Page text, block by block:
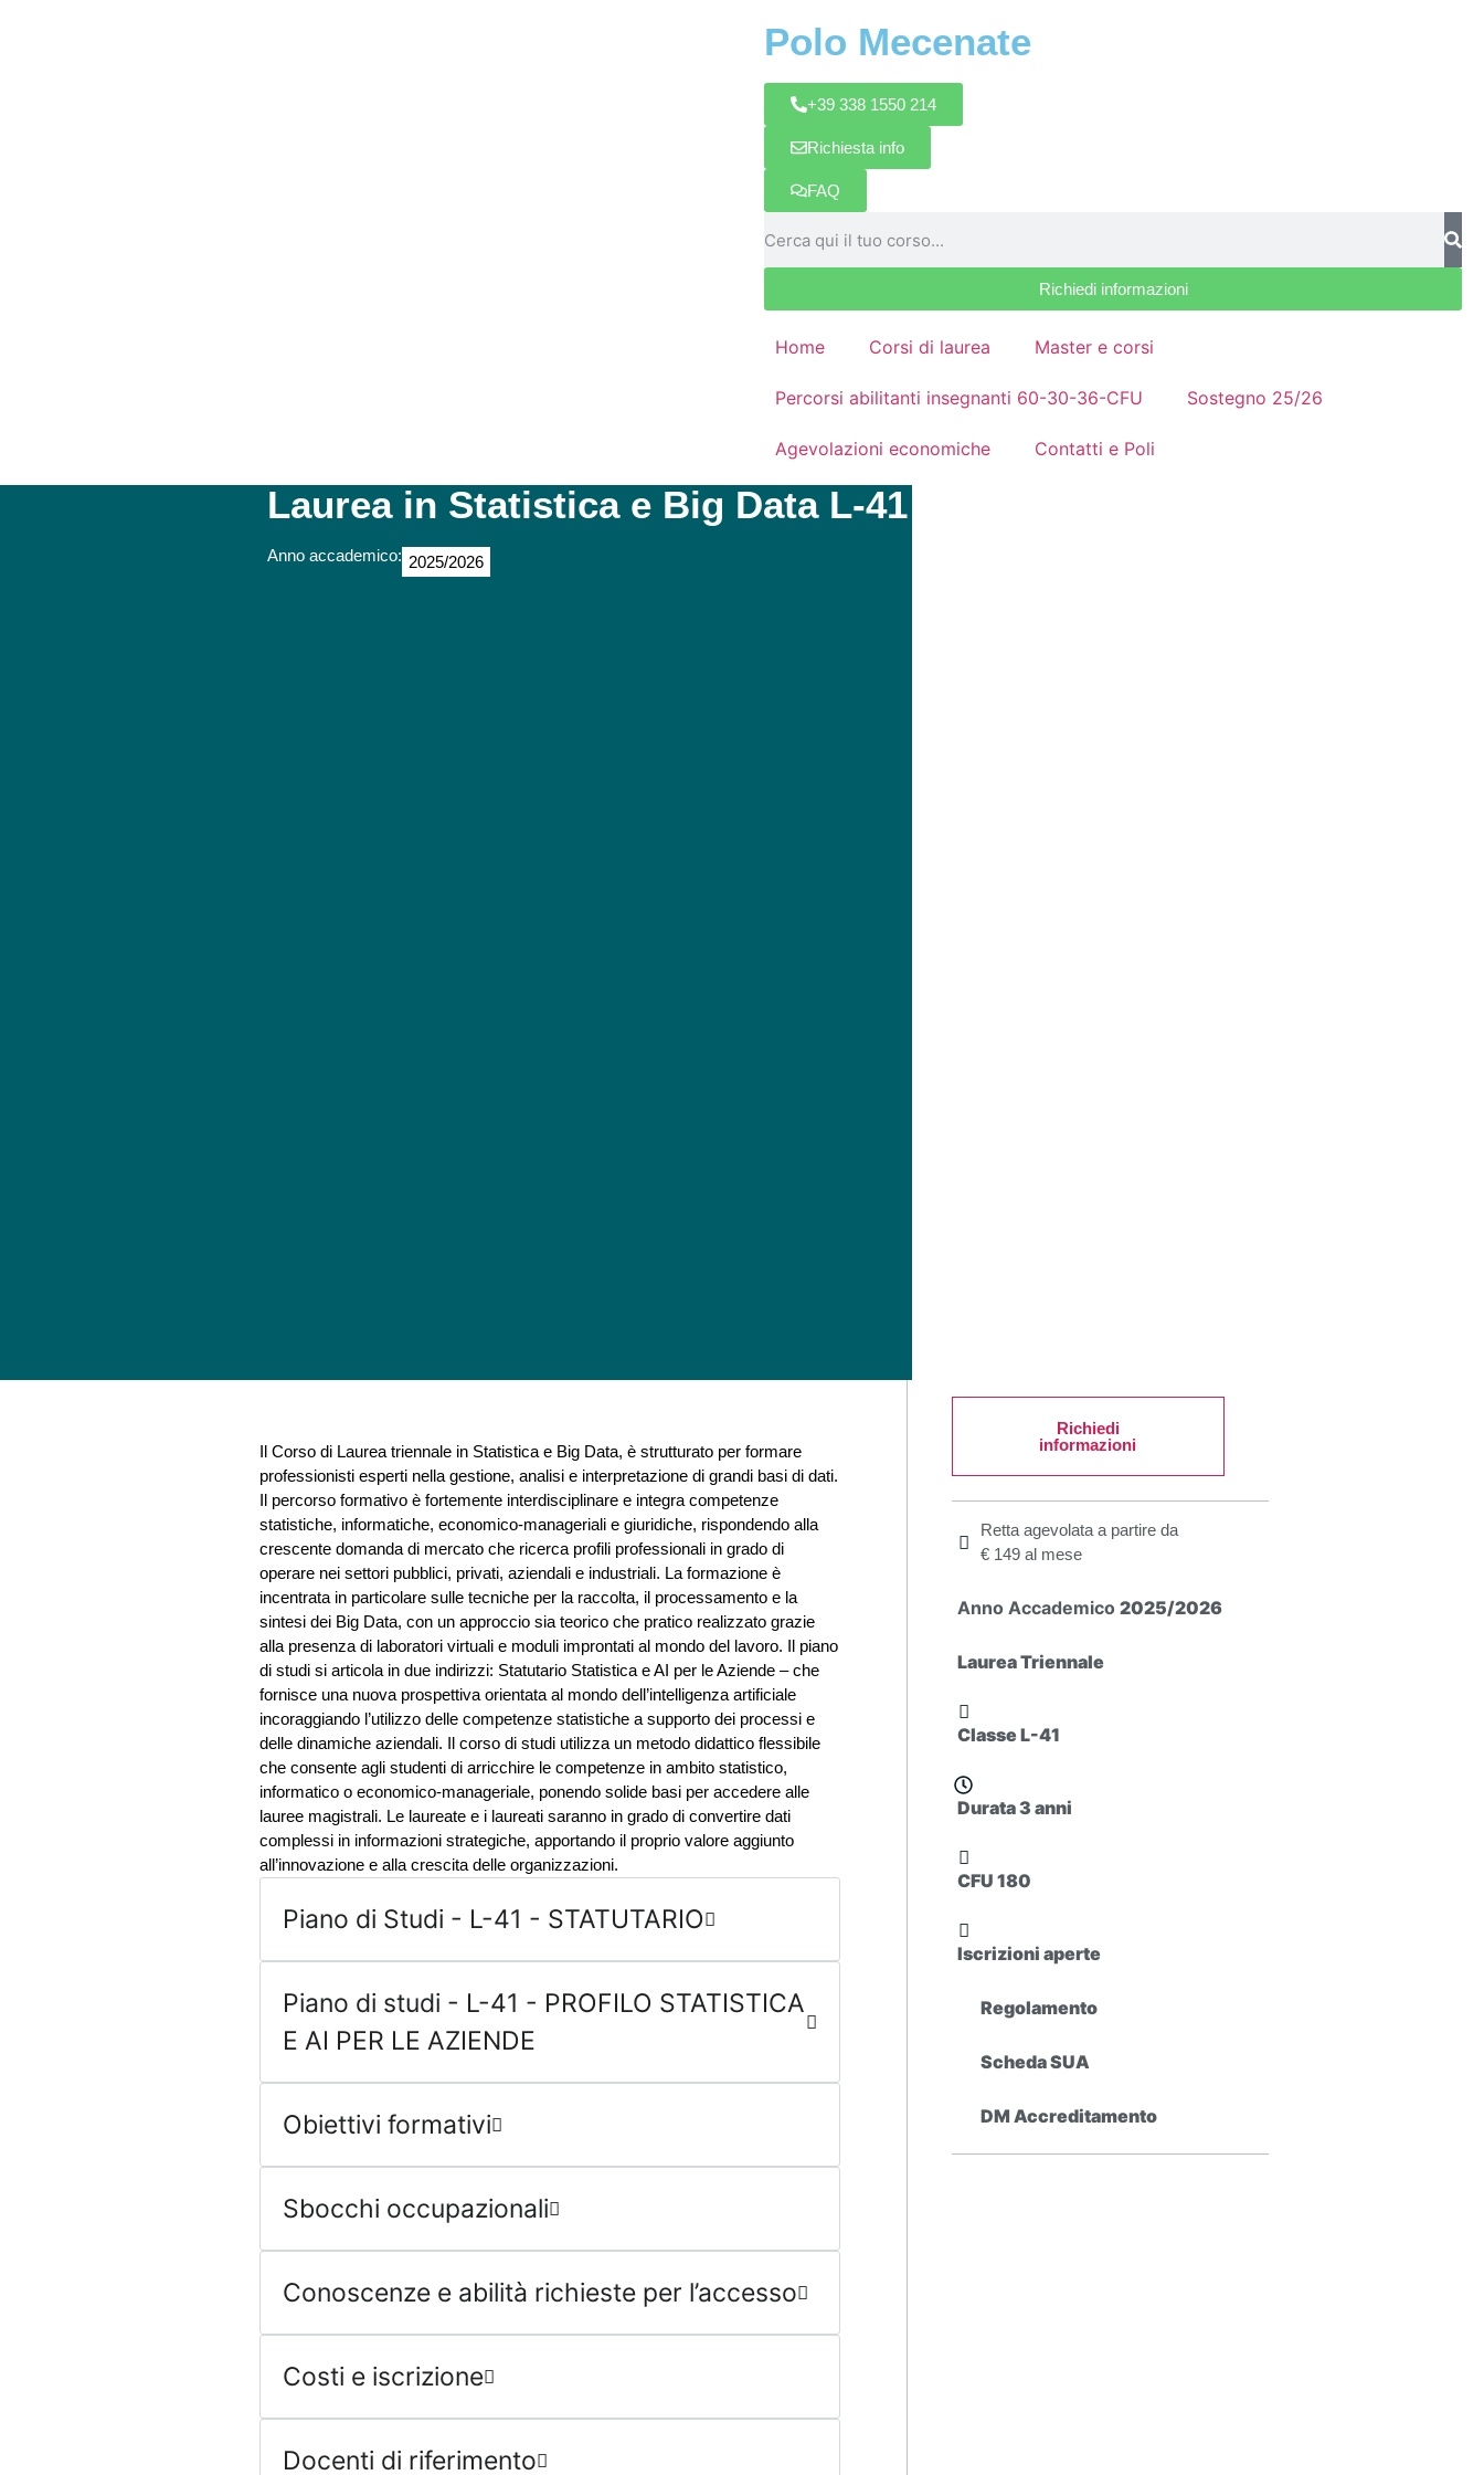
Polo Mecenate
+39 338 1550 214
Richiesta info
FAQ
Richiedi informazioni
Home Corsi di laurea Master e corsi
Percorsi abilitanti insegnanti 60-30-36-CFU Sostegno 25/26
Agevolazioni economiche Contatti e Poli
Laurea in Statistica e Big Data L-41
Anno accademico: 2025/2026
Il Corso di Laurea triennale in Statistica e Big Data, è strutturato per formare
professionisti esperti nella gestione, analisi e interpretazione di grandi basi di dati.
Il percorso formativo è fortemente interdisciplinare e integra competenze
statistiche, informatiche, economico-manageriali e giuridiche, rispondendo alla
crescente domanda di mercato che ricerca profili professionali in grado di
operare nei settori pubblici, privati, aziendali e industriali. La formazione è
incentrata in particolare sulle tecniche per la raccolta, il processamento e la
sintesi dei Big Data, con un approccio sia teorico che pratico realizzato grazie
alla presenza di laboratori virtuali e moduli improntati al mondo del lavoro. Il piano
di studi si articola in due indirizzi: Statutario Statistica e AI per le Aziende – che
fornisce una nuova prospettiva orientata al mondo dell’intelligenza artificiale
incoraggiando l’utilizzo delle competenze statistiche a supporto dei processi e
delle dinamiche aziendali. Il corso di studi utilizza un metodo didattico flessibile
che consente agli studenti di arricchire le competenze in ambito statistico,
informatico o economico-manageriale, ponendo solide basi per accedere alle
lauree magistrali. Le laureate e i laureati saranno in grado di convertire dati
complessi in informazioni strategiche, apportando il proprio valore aggiunto
all’innovazione e alla crescita delle organizzazioni.
Piano di Studi - L-41 - STATUTARIO
Piano di studi - L-41 - PROFILO STATISTICA
E AI PER LE AZIENDE
Obiettivi formativi
Sbocchi occupazionali
Conoscenze e abilità richieste per l’accesso
Costi e iscrizione
Docenti di riferimento
Richiedi
informazioni
Retta agevolata a partire da
€ 149 al mese
Anno Accademico2025/2026
Laurea Triennale
Classe L-41
Durata 3 anni
CFU 180
Iscrizioni aperte
Regolamento
Scheda SUA
DM Accreditamento